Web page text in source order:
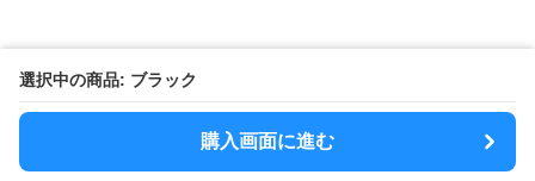
選択中の商品: ブラック
購入画面に進む